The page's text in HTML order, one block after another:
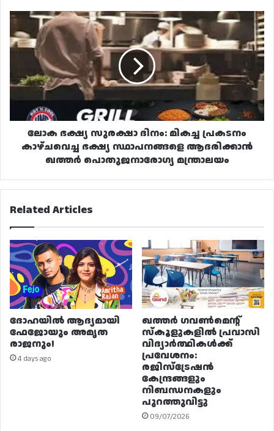
ലോക
ഭക്ഷ്യ
സുരക്ഷാ
പ്രകടനം
കാഴ്ചവെച്ച
സ്ഥാപനങ്ങളെ
ആദരിക്കാൻ
ഖത്തർ
പൊതുജനാരോഗ്യ
ലോക ഭക്ഷ്യ സുരക്ഷാ ദിനം: മികച്ച പ്രകടനം
കാഴ്ചവെച്ച ഭക്ഷ്യ സ്ഥാപനങ്ങളെ ആദരിക്കാൻ
ഖത്തർ പൊതുജനാരോഗ്യ മന്ത്രാലയം
Related Articles
ദോഹയിൽ ആദ്യമായി
ഫേജോയും അമൃത
രാജനും!
4 days ago
ഖത്തർ ഗവൺമെന്റ്
സ്കൂളുകളിൽ പ്രവാസി
വിദ്യാർത്ഥികൾക്ക്
പ്രവേശനം:
രജിസ്ട്രേഷൻ
കേന്ദ്രങ്ങളും
നിബന്ധനകളും
പുറത്തുവിട്ടു
09/07/2026